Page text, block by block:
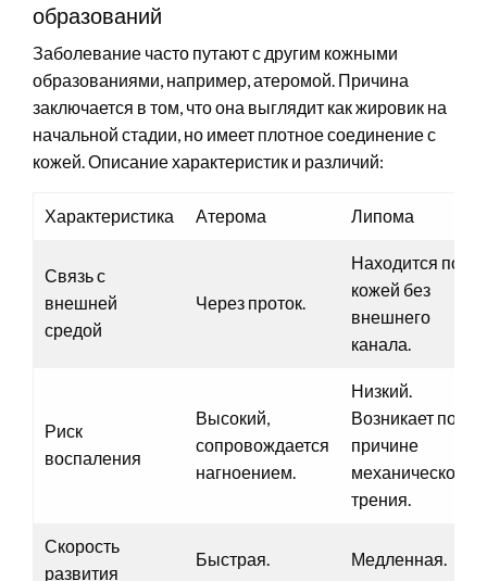
образований
Заболевание часто путают с другим кожными
образованиями, например, атеромой. Причина
заключается в том, что она выглядит как жировик на
начальной стадии, но имеет плотное соединение с
кожей. Описание характеристик и различий:
Характеристика Атерома Липома
Связь с
внешней
средой
Через проток.
Находится под
кожей без
внешнего
канала.
Риск
воспаления
Высокий,
сопровождается
нагноением.
Низкий.
Возникает по
причине
механического
трения.
Скорость
развития
Быстрая. Медленная.